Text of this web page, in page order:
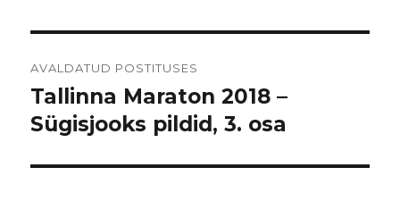
AVALDATUD POSTITUSES
Tallinna Maraton 2018 –
Sügisjooks pildid, 3. osa